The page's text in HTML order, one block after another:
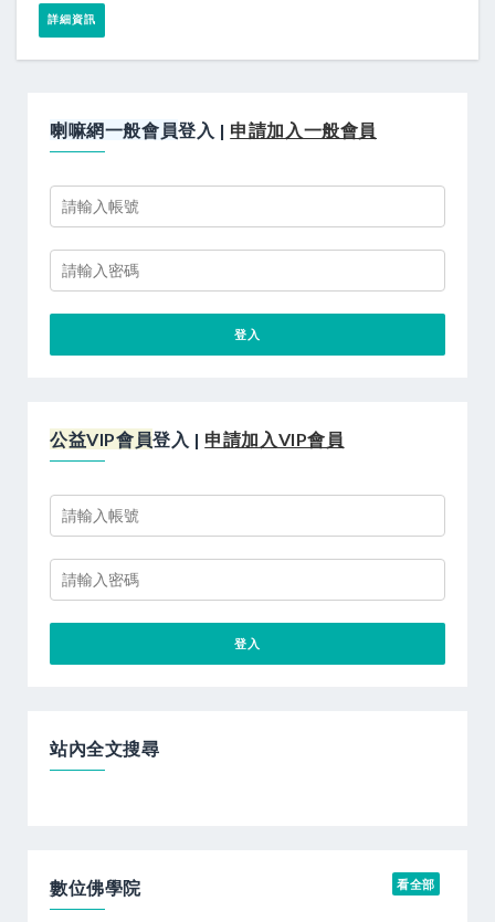
詳細資訊
喇嘛網一般會員登入 | 申請加入一般會員
公益VIP會員登入 | 申請加入VIP會員
站內全文搜尋
數位佛學院 看全部